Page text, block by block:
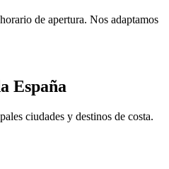
de apertura. Nos adaptamos
España
ciudades y destinos de costa.